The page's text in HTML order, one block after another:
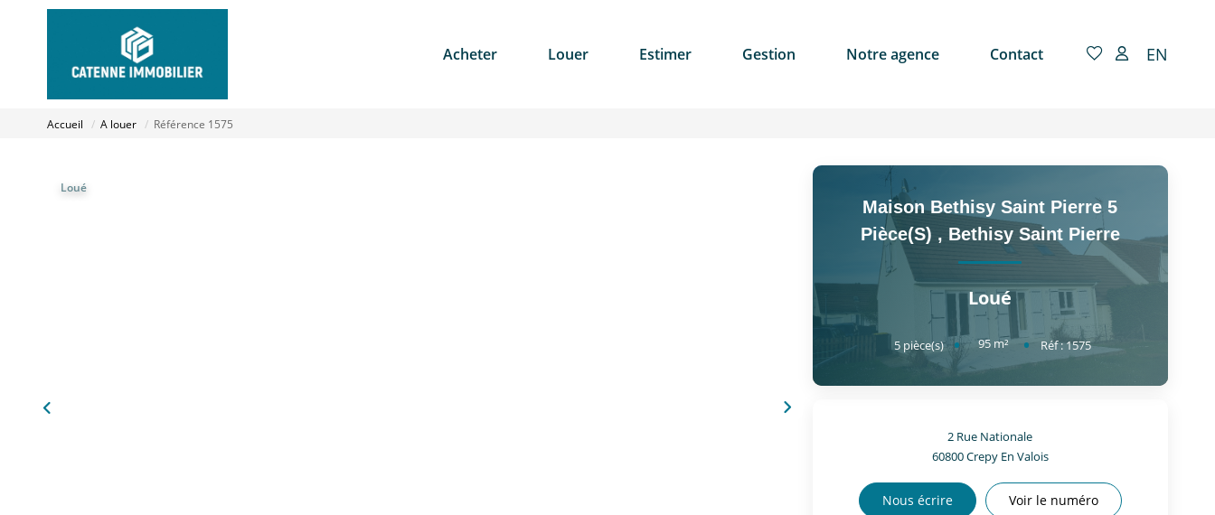
Acheter Louer Estimer Gestion Notre agence Contact EN
Accueil A louer Référence 1575
Loué
Maison Bethisy Saint Pierre 5
Pièce(s) , Bethisy Saint Pierre
Loué
5 pièce(s) 95 m² Réf :1575
2 Rue Nationale
60800Crepy En Valois
Nous écrire Voir le numéro